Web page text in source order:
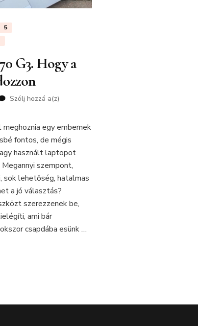
5
G3. Hogy a
Szólj hozzá a(z)
G3.
Hogy
a
GTA
V
se
akadozzon
egy embernek
fontos, de mégis
használt laptopot
szempont,
sok lehetőség, hatalmas
a jó választás?
szerezzenek be,
ami bár
csapdába esünk …